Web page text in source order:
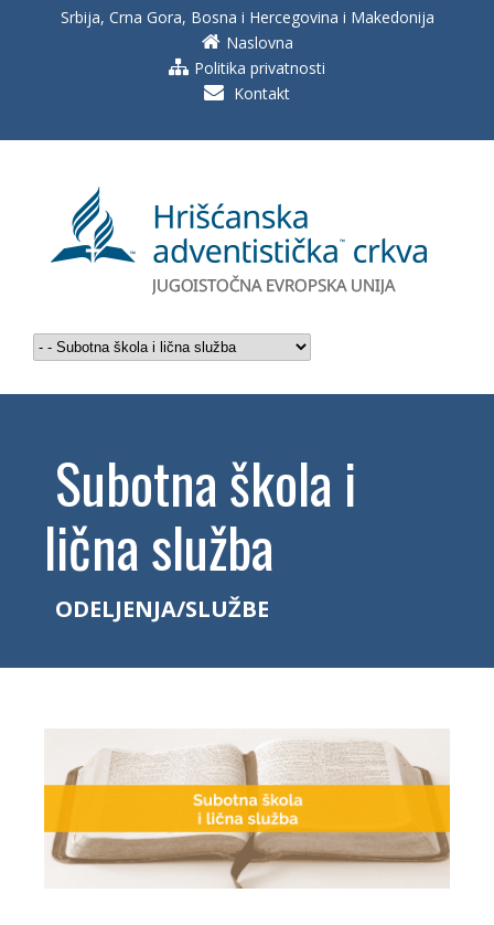
Srbija, Crna Gora, Bosna i Hercegovina i Makedonija
Naslovna
Politika privatnosti
Kontakt
Subotna škola i
lična služba
ODELJENJA/SLUŽBE